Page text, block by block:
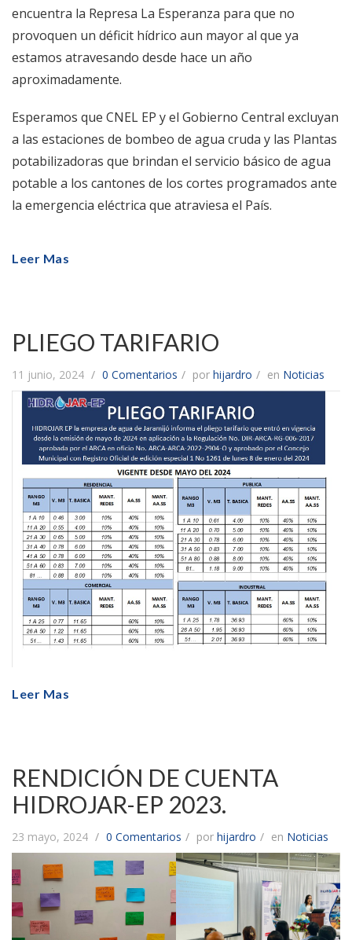
encuentra la Represa La Esperanza para que no
provoquen un déficit hídrico aun mayor al que ya
estamos atravesando desde hace un año
aproximadamente.
Esperamos que CNEL EP y el Gobierno Central excluyan
a las estaciones de bombeo de agua cruda y las Plantas
potabilizadoras que brindan el servicio básico de agua
potable a los cantones de los cortes programados ante
la emergencia eléctrica que atraviesa el País.
Leer Mas
PLIEGO TARIFARIO
11 junio, 2024 0 Comentarios por hijardro en Noticias
Leer Mas
RENDICIÓN DE CUENTA
HIDROJAR-EP 2023.
23 mayo, 2024 0 Comentarios por hijardro en Noticias